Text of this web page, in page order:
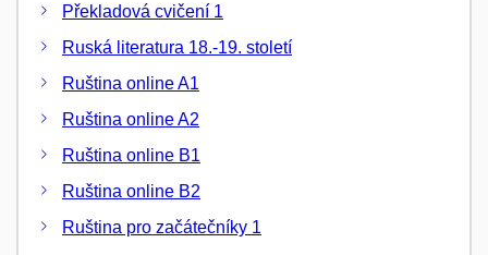
Překladová cvičení 1
Ruská literatura 18.-19. století
Ruština online A1
Ruština online A2
Ruština online B1
Ruština online B2
Ruština pro začátečníky 1